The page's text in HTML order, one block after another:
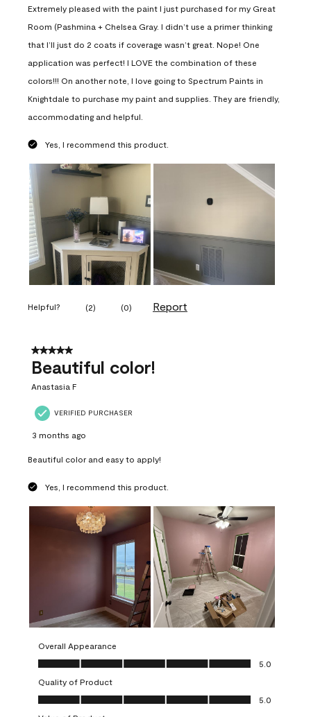
Extremely pleased with the paint I just purchased for my Great
Room (Pashmina + Chelsea Gray. I didn’t use a primer thinking
that I’ll just do 2 coats if coverage wasn’t great. Nope! One
application was perfect! I LOVE the combination of these
colors!!! On another note, I love going to Spectrum Paints in
Knightdale to purchase my paint and supplies. They are friendly,
accommodating and helpful.
Yes, I recommend this product.
Helpful? (2) (0) Report
5 out of 5 stars.
Beautiful color!
Anastasia F
VERIFIED PURCHASER
3 months ago
Beautiful color and easy to apply!
Yes, I recommend this product.
Overall Appearance
Overall Appearance, 5.0 out of 5
5.0
Quality of Product
Quality of Product, 5.0 out of 5
5.0